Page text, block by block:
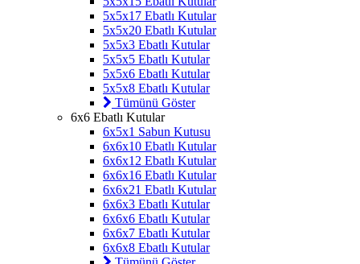
5x5x17 Ebatlı Kutular
5x5x20 Ebatlı Kutular
5x5x3 Ebatlı Kutular
5x5x5 Ebatlı Kutular
5x5x6 Ebatlı Kutular
5x5x8 Ebatlı Kutular
Tümünü Göster
6x6 Ebatlı Kutular
6x5x1 Sabun Kutusu
6x6x10 Ebatlı Kutular
6x6x12 Ebatlı Kutular
6x6x16 Ebatlı Kutular
6x6x21 Ebatlı Kutular
6x6x3 Ebatlı Kutular
6x6x6 Ebatlı Kutular
6x6x7 Ebatlı Kutular
6x6x8 Ebatlı Kutular